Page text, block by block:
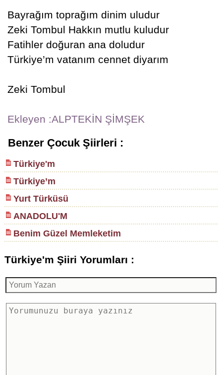
Bayrağım toprağım dinim uludur
Zeki Tombul Hakkın mutlu kuludur
Fatihler doğuran ana doludur
Türkiye’m vatanım cennet diyarım
Zeki Tombul
Ekleyen :ALPTEKİN ŞİMŞEK
Benzer Çocuk Şiirleri :
Türkiye'm
Türkiye’m
Yurt Türküsü
ANADOLU'M
Benim Güzel Memleketim
Türkiye'm Şiiri Yorumları :